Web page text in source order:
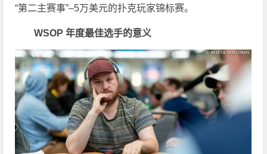
“第二主赛事”–5万美元的扑克玩家锦标赛。
WSOP 年度最佳选手的意义